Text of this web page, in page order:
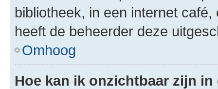
bibliotheek, in een internet
heeft de beheerder deze
Omhoog
Hoe kan ik onzichtbaar zijn